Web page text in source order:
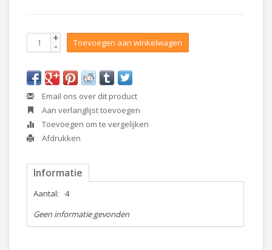
+
- Toevoegen aan winkelwagen
Email ons over dit product
Aan verlanglijst toevoegen
Toevoegen om te vergelijken
Afdrukken
Informatie
Aantal:
4
Geen informatie gevonden